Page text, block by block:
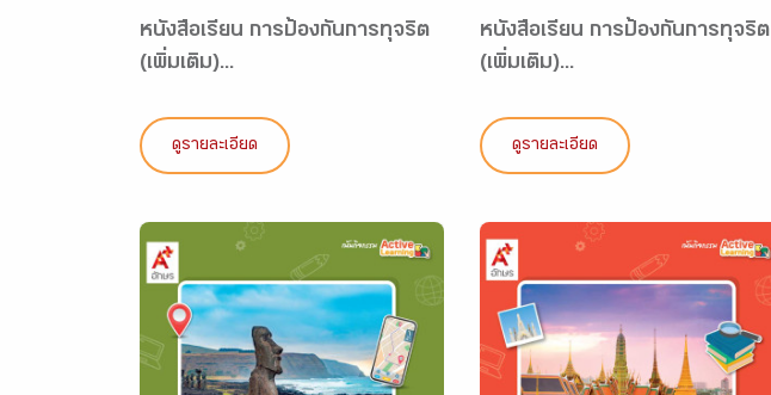
หนังสือเรียน การป้องกันการทุจริต
(เพิ่มเติม)...
ดูรายละเอียด
หนังสือเรียน การป้องกันการทุจริต
(เพิ่มเติม)...
ดูรายละเอียด